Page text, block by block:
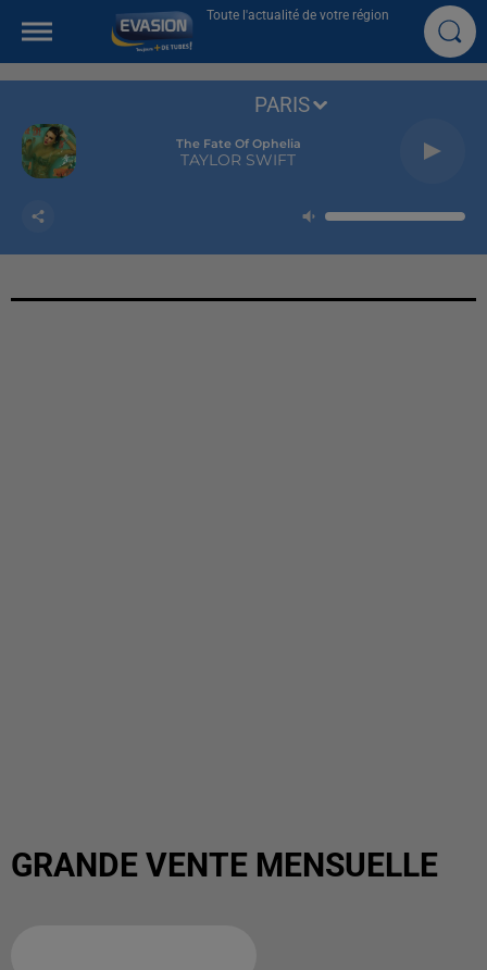
Toute l'actualité de votre région
The Fate Of Ophelia
TAYLOR SWIFT
PARIS
GRANDE VENTE MENSUELLE